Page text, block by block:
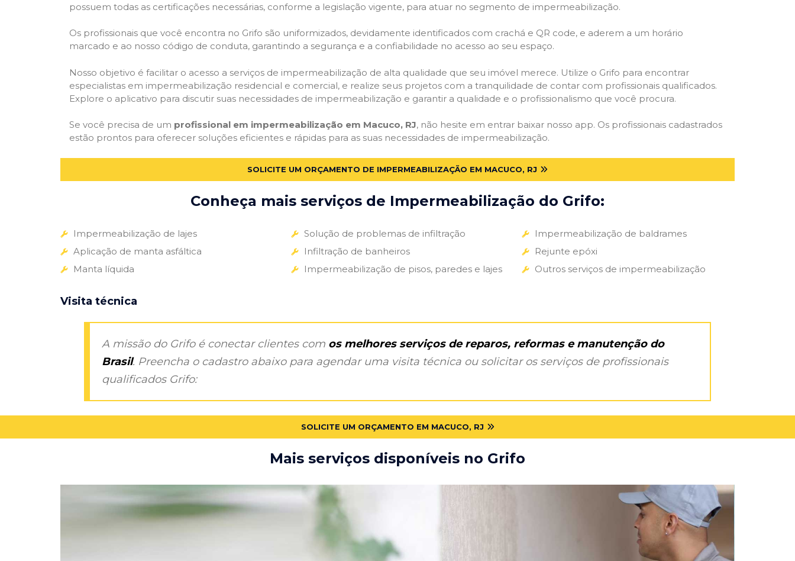
possuem todas as certificações necessárias, conforme a legislação vigente, para atuar no segmento de impermeabilização.
Os profissionais que você encontra no Grifo são uniformizados, devidamente identificados com crachá e QR code, e aderem a um horário
marcado e ao nosso código de conduta, garantindo a segurança e a confiabilidade no acesso ao seu espaço.
Nosso objetivo é facilitar o acesso a serviços de impermeabilização de alta qualidade que seu imóvel merece. Utilize o Grifo para encontrar
especialistas em impermeabilização residencial e comercial, e realize seus projetos com a tranquilidade de contar com profissionais qualificados.
Explore o aplicativo para discutir suas necessidades de impermeabilização e garantir a qualidade e o profissionalismo que você procura.
Se você precisa de um profissional em impermeabilização em Macuco, RJ, não hesite em entrar baixar nosso app. Os profissionais cadastrados
estão prontos para oferecer soluções eficientes e rápidas para as suas necessidades de impermeabilização.
SOLICITE UM ORÇAMENTO DE IMPERMEABILIZAÇÃO EM MACUCO, RJ
Conheça mais serviços de Impermeabilização do Grifo:
Impermeabilização de lajes
Aplicação de manta asfáltica
Manta líquida
Solução de problemas de infiltração
Infiltração de banheiros
Impermeabilização de pisos, paredes e lajes
Impermeabilização de baldrames
Rejunte epóxi
Outros serviços de impermeabilização
Visita técnica
A missão do Grifo é conectar clientes com os melhores serviços de reparos, reformas e manutenção do
Brasil. Preencha o cadastro abaixo para agendar uma visita técnica ou solicitar os serviços de profissionais
qualificados Grifo:
SOLICITE UM ORÇAMENTO EM MACUCO, RJ
Mais serviços disponíveis no Grifo